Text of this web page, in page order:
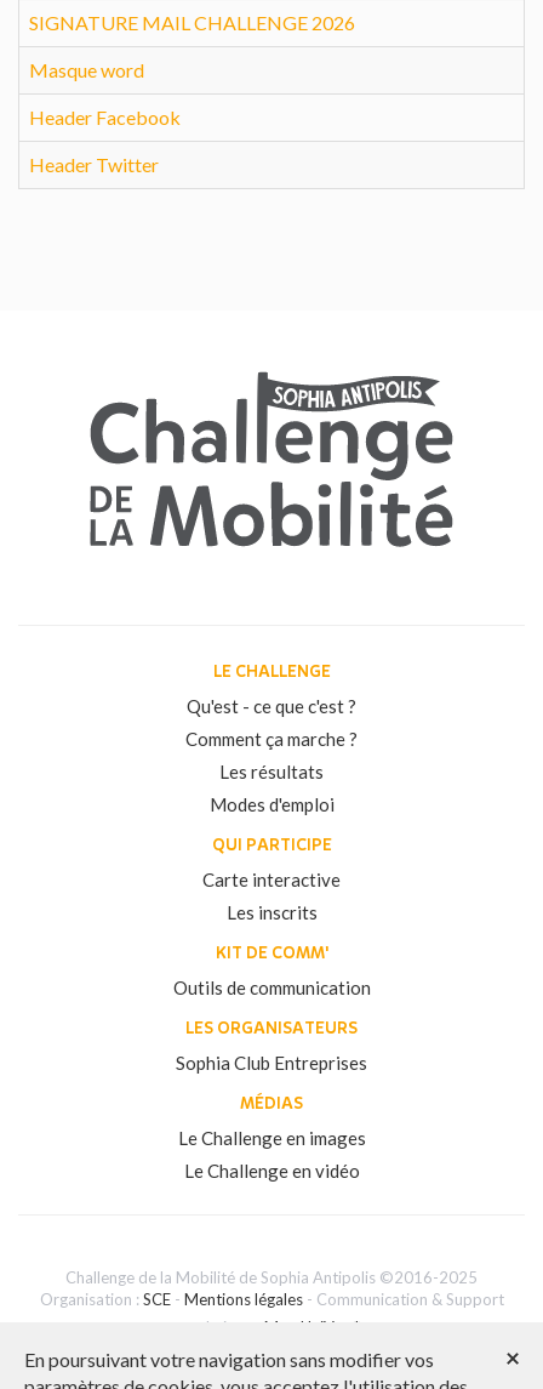
SIGNATURE MAIL CHALLENGE 2026
Masque word
Header Facebook
Header Twitter
LE CHALLENGE
Qu'est - ce que c'est ?
Comment ça marche ?
Les résultats
Modes d'emploi
QUI PARTICIPE
Carte interactive
Les inscrits
KIT DE COMM'
Outils de communication
LES ORGANISATEURS
Sophia Club Entreprises
MÉDIAS
Le Challenge en images
Le Challenge en vidéo
Challenge de la Mobilité de Sophia Antipolis ©2016-2025
Organisation : SCE- Mentions légales- Communication & Support
technique : Mon UniVert*
×
En poursuivant votre navigation sans modifier vos